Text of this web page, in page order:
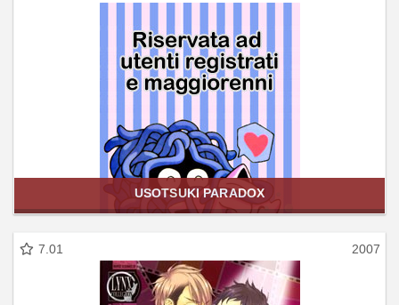
USOTSUKI PARADOX
7.01 2007